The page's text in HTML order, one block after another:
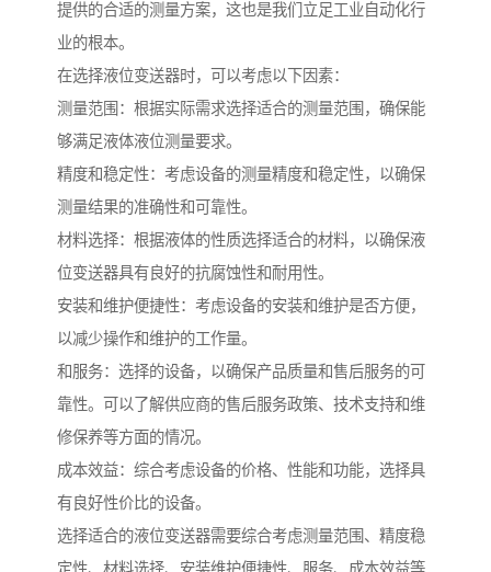
提供的合适的测量方案，这也是我们立足工业自动化行
业的根本。
在选择液位变送器时，可以考虑以下因素：
测量范围：根据实际需求选择适合的测量范围，确保能
够满足液体液位测量要求。
精度和稳定性：考虑设备的测量精度和稳定性，以确保
测量结果的准确性和可靠性。
材料选择：根据液体的性质选择适合的材料，以确保液
位变送器具有良好的抗腐蚀性和耐用性。
安装和维护便捷性：考虑设备的安装和维护是否方便，
以减少操作和维护的工作量。
和服务：选择的设备，以确保产品质量和售后服务的可
靠性。可以了解供应商的售后服务政策、技术支持和维
修保养等方面的情况。
成本效益：综合考虑设备的价格、性能和功能，选择具
有良好性价比的设备。
选择适合的液位变送器需要综合考虑测量范围、精度稳